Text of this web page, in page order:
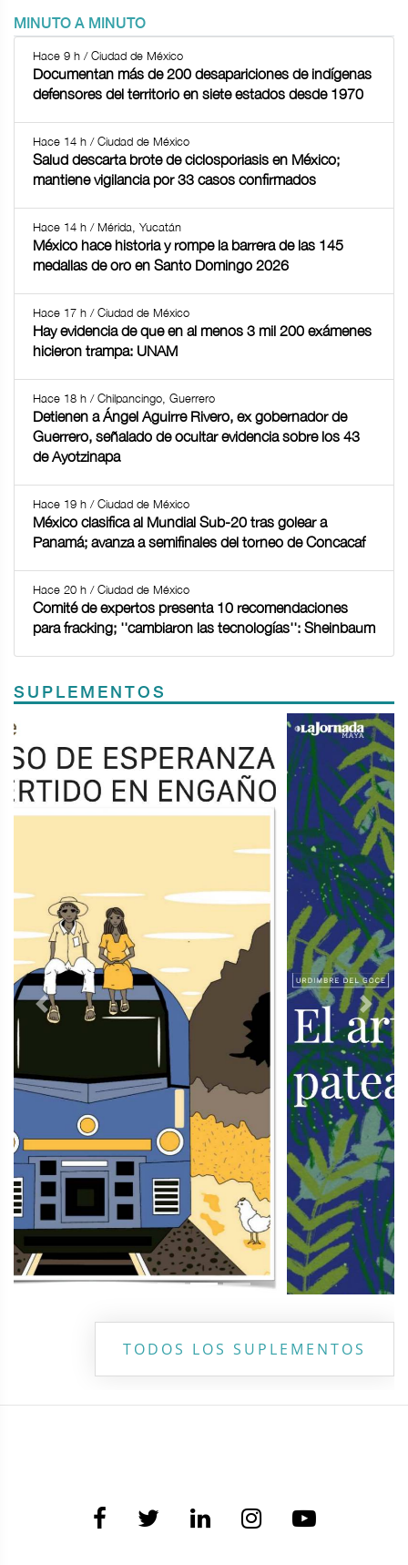
MINUTO A MINUTO
Hace 9 h / Ciudad de México
Documentan más de 200 desapariciones de indígenas
defensores del territorio en siete estados desde 1970
Hace 14 h / Ciudad de México
Salud descarta brote de ciclosporiasis en México;
mantiene vigilancia por 33 casos confirmados
Hace 14 h / Mérida, Yucatán
México hace historia y rompe la barrera de las 145
medallas de oro en Santo Domingo 2026
Hace 17 h / Ciudad de México
Hay evidencia de que en al menos 3 mil 200 exámenes
hicieron trampa: UNAM
Hace 18 h / Chilpancingo, Guerrero
Detienen a Ángel Aguirre Rivero, ex gobernador de
Guerrero, señalado de ocultar evidencia sobre los 43
de Ayotzinapa
Hace 19 h / Ciudad de México
México clasifica al Mundial Sub-20 tras golear a
Panamá; avanza a semifinales del torneo de Concacaf
Hace 20 h / Ciudad de México
Comité de expertos presenta 10 recomendaciones
para fracking; ''cambiaron las tecnologías'': Sheinbaum
SUPLEMENTOS
Previous Next
TODOS LOS SUPLEMENTOS